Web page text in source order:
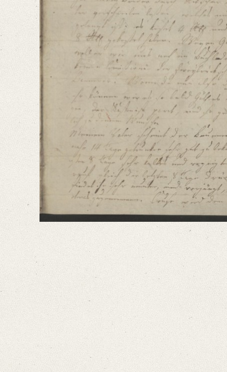
Dießmahl möchte wohl die Reihe an dich seyn, unzufrieden zu seyn
Language
German
Editors
Bamberg, Claudia